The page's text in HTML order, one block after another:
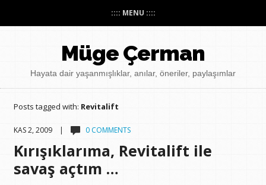
:::: MENU ::::
Müge Çerman
Hayata dair yaşanmışlıklar, anılar, öneriler, paylaşımlar
Posts tagged with: Revitalift
KAS 2, 2009 | 0 COMMENTS
Kırışıklarıma, Revitalift ile
savaş açtım …